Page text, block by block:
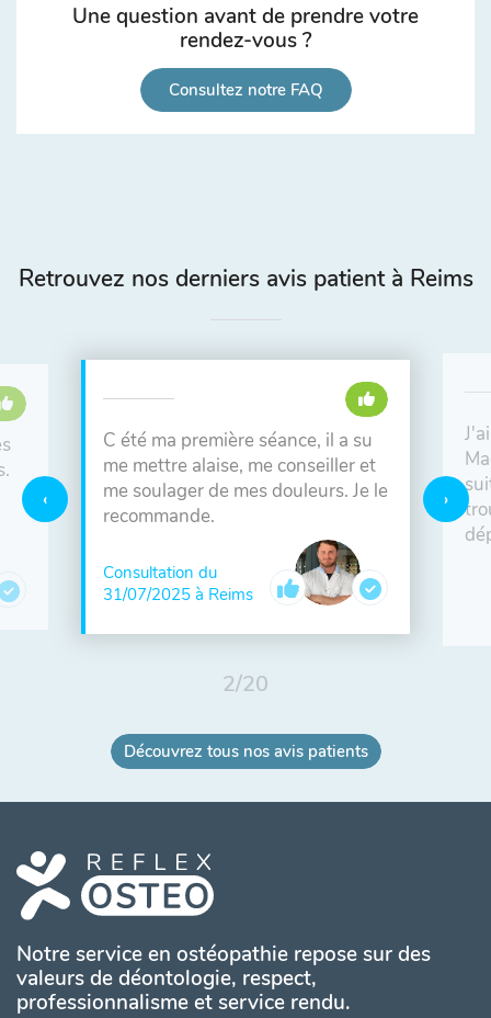
Une question avant de prendre votre
rendez-vous ?
Consultez notre FAQ
Retrouvez nos derniers avis patient à Reims
C été ma première séance, il a su
me mettre alaise, me conseiller et
me soulager de mes douleurs. Je le
recommande.
Consultation du
31/07/2025 à Reims
2/20
Découvrez tous nos avis patients
Notre service en ostéopathie repose sur des
valeurs de déontologie, respect,
professionnalisme et service rendu.